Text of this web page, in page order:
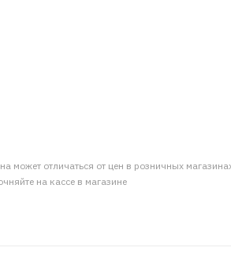
может отличаться от цен в розничных
на кассе в магазине